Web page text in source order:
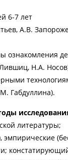
6-7 лет
А.В.
ознакомления
Н.А.
Габдуллина).
литературы;